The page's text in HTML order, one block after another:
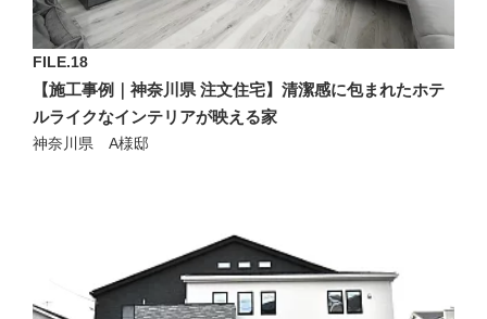
FILE.18
【施工事例｜神奈川県 注文住宅】清潔感に包まれたホテ
ルライクなインテリアが映える家
神奈川県 A様邸